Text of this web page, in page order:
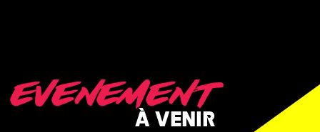
EVENEMENT
À VENIR